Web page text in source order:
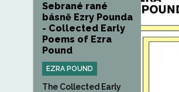
Sebrané rané
básně Ezry Pounda
- Collected Early
Poems of Ezra
Pound
EZRA POUND
The Collected Early